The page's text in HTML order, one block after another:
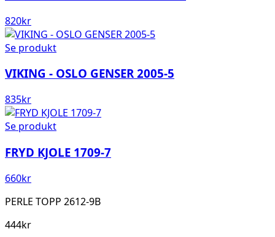
820kr
Se produkt
VIKING - OSLO GENSER 2005-5
835kr
Se produkt
FRYD KJOLE 1709-7
660kr
PERLE TOPP 2612-9B
444kr